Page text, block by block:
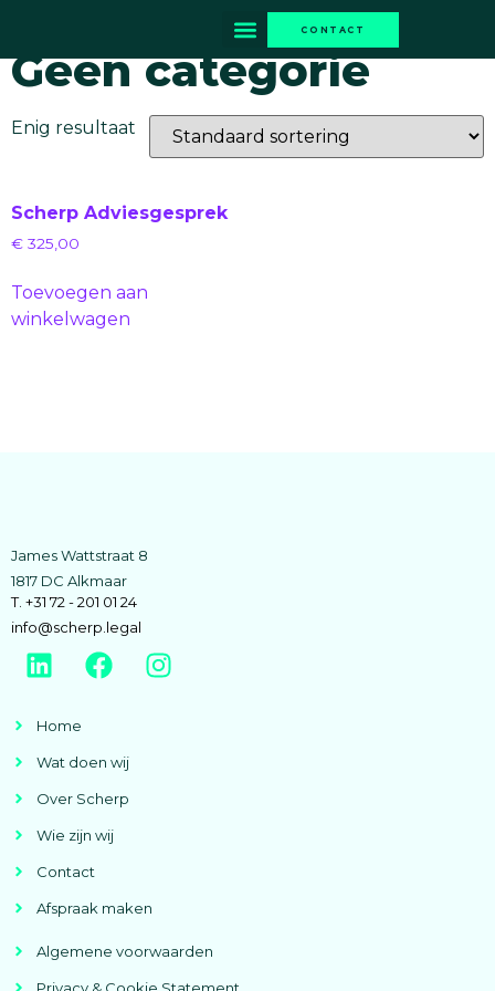
CONTACT
Geen categorie
Enig resultaat
Scherp Adviesgesprek
€ 325,00
Toevoegen aan
winkelwagen
James Wattstraat 8
1817 DC Alkmaar
T. +31 72 - 201 01 24
info@scherp.legal
Home
Wat doen wij
Over Scherp
Wie zijn wij
Contact
Afspraak maken
Algemene voorwaarden
Privacy & Cookie Statement